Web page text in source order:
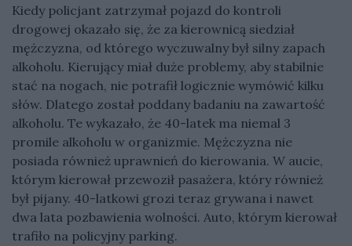
Kiedy policjant zatrzymał pojazd do kontroli
drogowej okazało się, że za kierownicą siedział
mężczyzna, od którego wyczuwalny był silny zapach
alkoholu. Kierujący miał duże problemy, aby stabilnie
stać na nogach, nie potrafił logicznie wymówić kilku
słów. Dlatego został poddany badaniu na zawartość
alkoholu. Te wykazało, że 40-latek ma niemal 3
promile alkoholu w organizmie. Mężczyzna nie
posiada również uprawnień do kierowania. W aucie,
którym kierował przewoził pasażera, który również
był pijany. 40-latkowi grozi teraz grywana i nawet
dwa lata pozbawienia wolności. Auto, którym kierował
trafiło na policyjny parking.